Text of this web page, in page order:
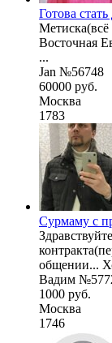
Готова
Метиска(всё
Восточная
...
Jan №56748
60000 руб.
Москва
1783
Сурмаму с
общении...
Вадим
1000 руб.
Москва
1746